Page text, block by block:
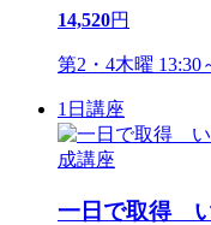
14,520円
第2・4木曜 13:30
1日講座
一日で取得